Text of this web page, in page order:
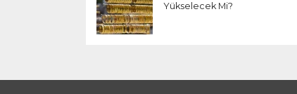
Yükselecek Mi?